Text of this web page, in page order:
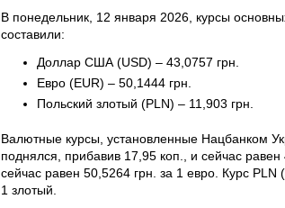
В понедельник, 12 января 2026, курсы
составили:
Доллар США (USD) – 43,0757 грн.
Евро (EUR) – 50,1444 грн.
Польский злотый (PLN) – 11,903 грн.
Валютные курсы, установленные Нацбанком
поднялся, прибавив 17,95 коп., и сейчас
сейчас равен 50,5264 грн. за 1 евро. Курс PLN
1 злотый.